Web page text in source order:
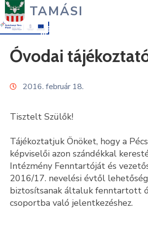
TAMÁSI
Hírek
Városunk
Önkormányzat
Hivatal
Közérdekű
Turizmus
Fejlesztések
Média
Óvodai
2016. február 18.
Tisztelt Szülők!
Tájékoztatjuk Önöket, hogy a
képviselői azon szándékkal
Intézmény Fenntartóját és
2016/17. nevelési évtől
biztosítsanak általuk fenntartott
csoportba való jelentkezéshez.